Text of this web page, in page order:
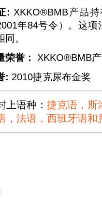
: XKKO®BMB产品
年84号令）。这
同。
荣誉：
XKKO®BMB
: 2010捷克尿布金奖
上语种： 捷克语，斯
，法语，西班牙语和